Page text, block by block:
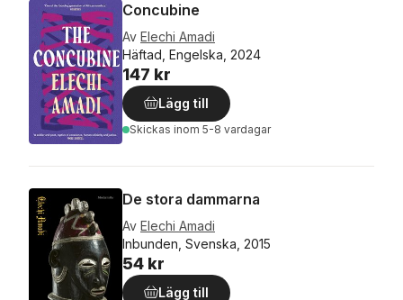
Concubine
Av Elechi Amadi
Häftad, Engelska, 2024
147 kr
Lägg till
Skickas inom 5-8 vardagar
De stora dammarna
Av Elechi Amadi
Inbunden, Svenska, 2015
54 kr
Lägg till